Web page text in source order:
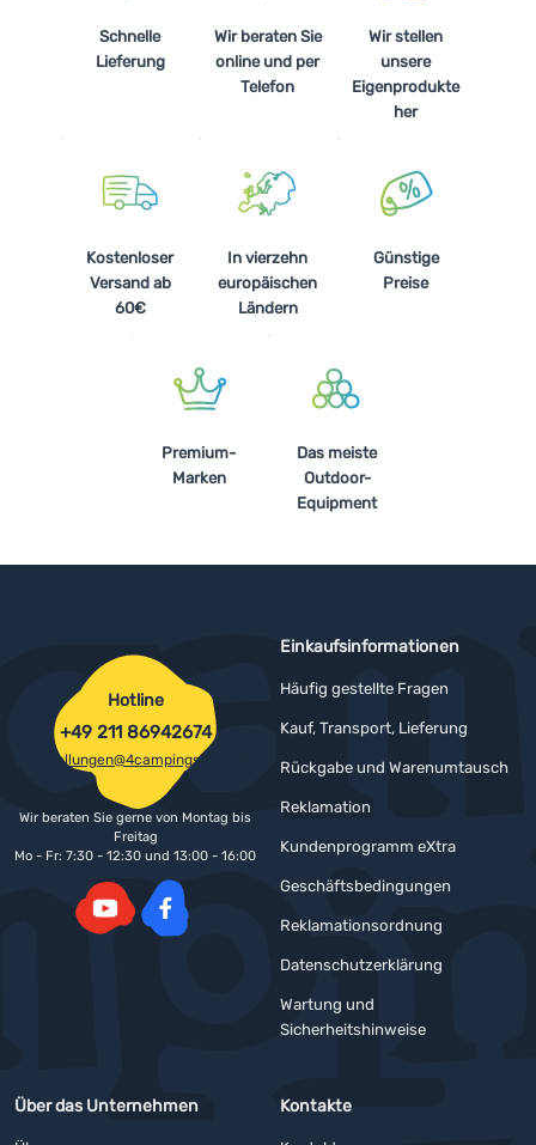
Schnelle
Lieferung
Wir beraten Sie
online und per
Telefon
Wir stellen
unsere
Eigenprodukte
her
Kostenloser
Versand ab
60€
In vierzehn
europäischen
Ländern
Günstige
Preise
Premium-
Marken
Das meiste
Outdoor-
Equipment
Einkaufsinformationen
Häufig gestellte Fragen
Kauf, Transport, Lieferung
Rückgabe und Warenumtausch
Reklamation
Kundenprogramm eXtra
Geschäftsbedingungen
Reklamationsordnung
Datenschutzerklärung
Wartung und
Sicherheitshinweise
Über das Unternehmen Kontakte
Hotline
+49 211 86942674
bestellungen@4campingshop.de
Wir beraten Sie gerne von Montag bis
Freitag
Mo - Fr: 7:30 - 12:30 und 13:00 - 16:00